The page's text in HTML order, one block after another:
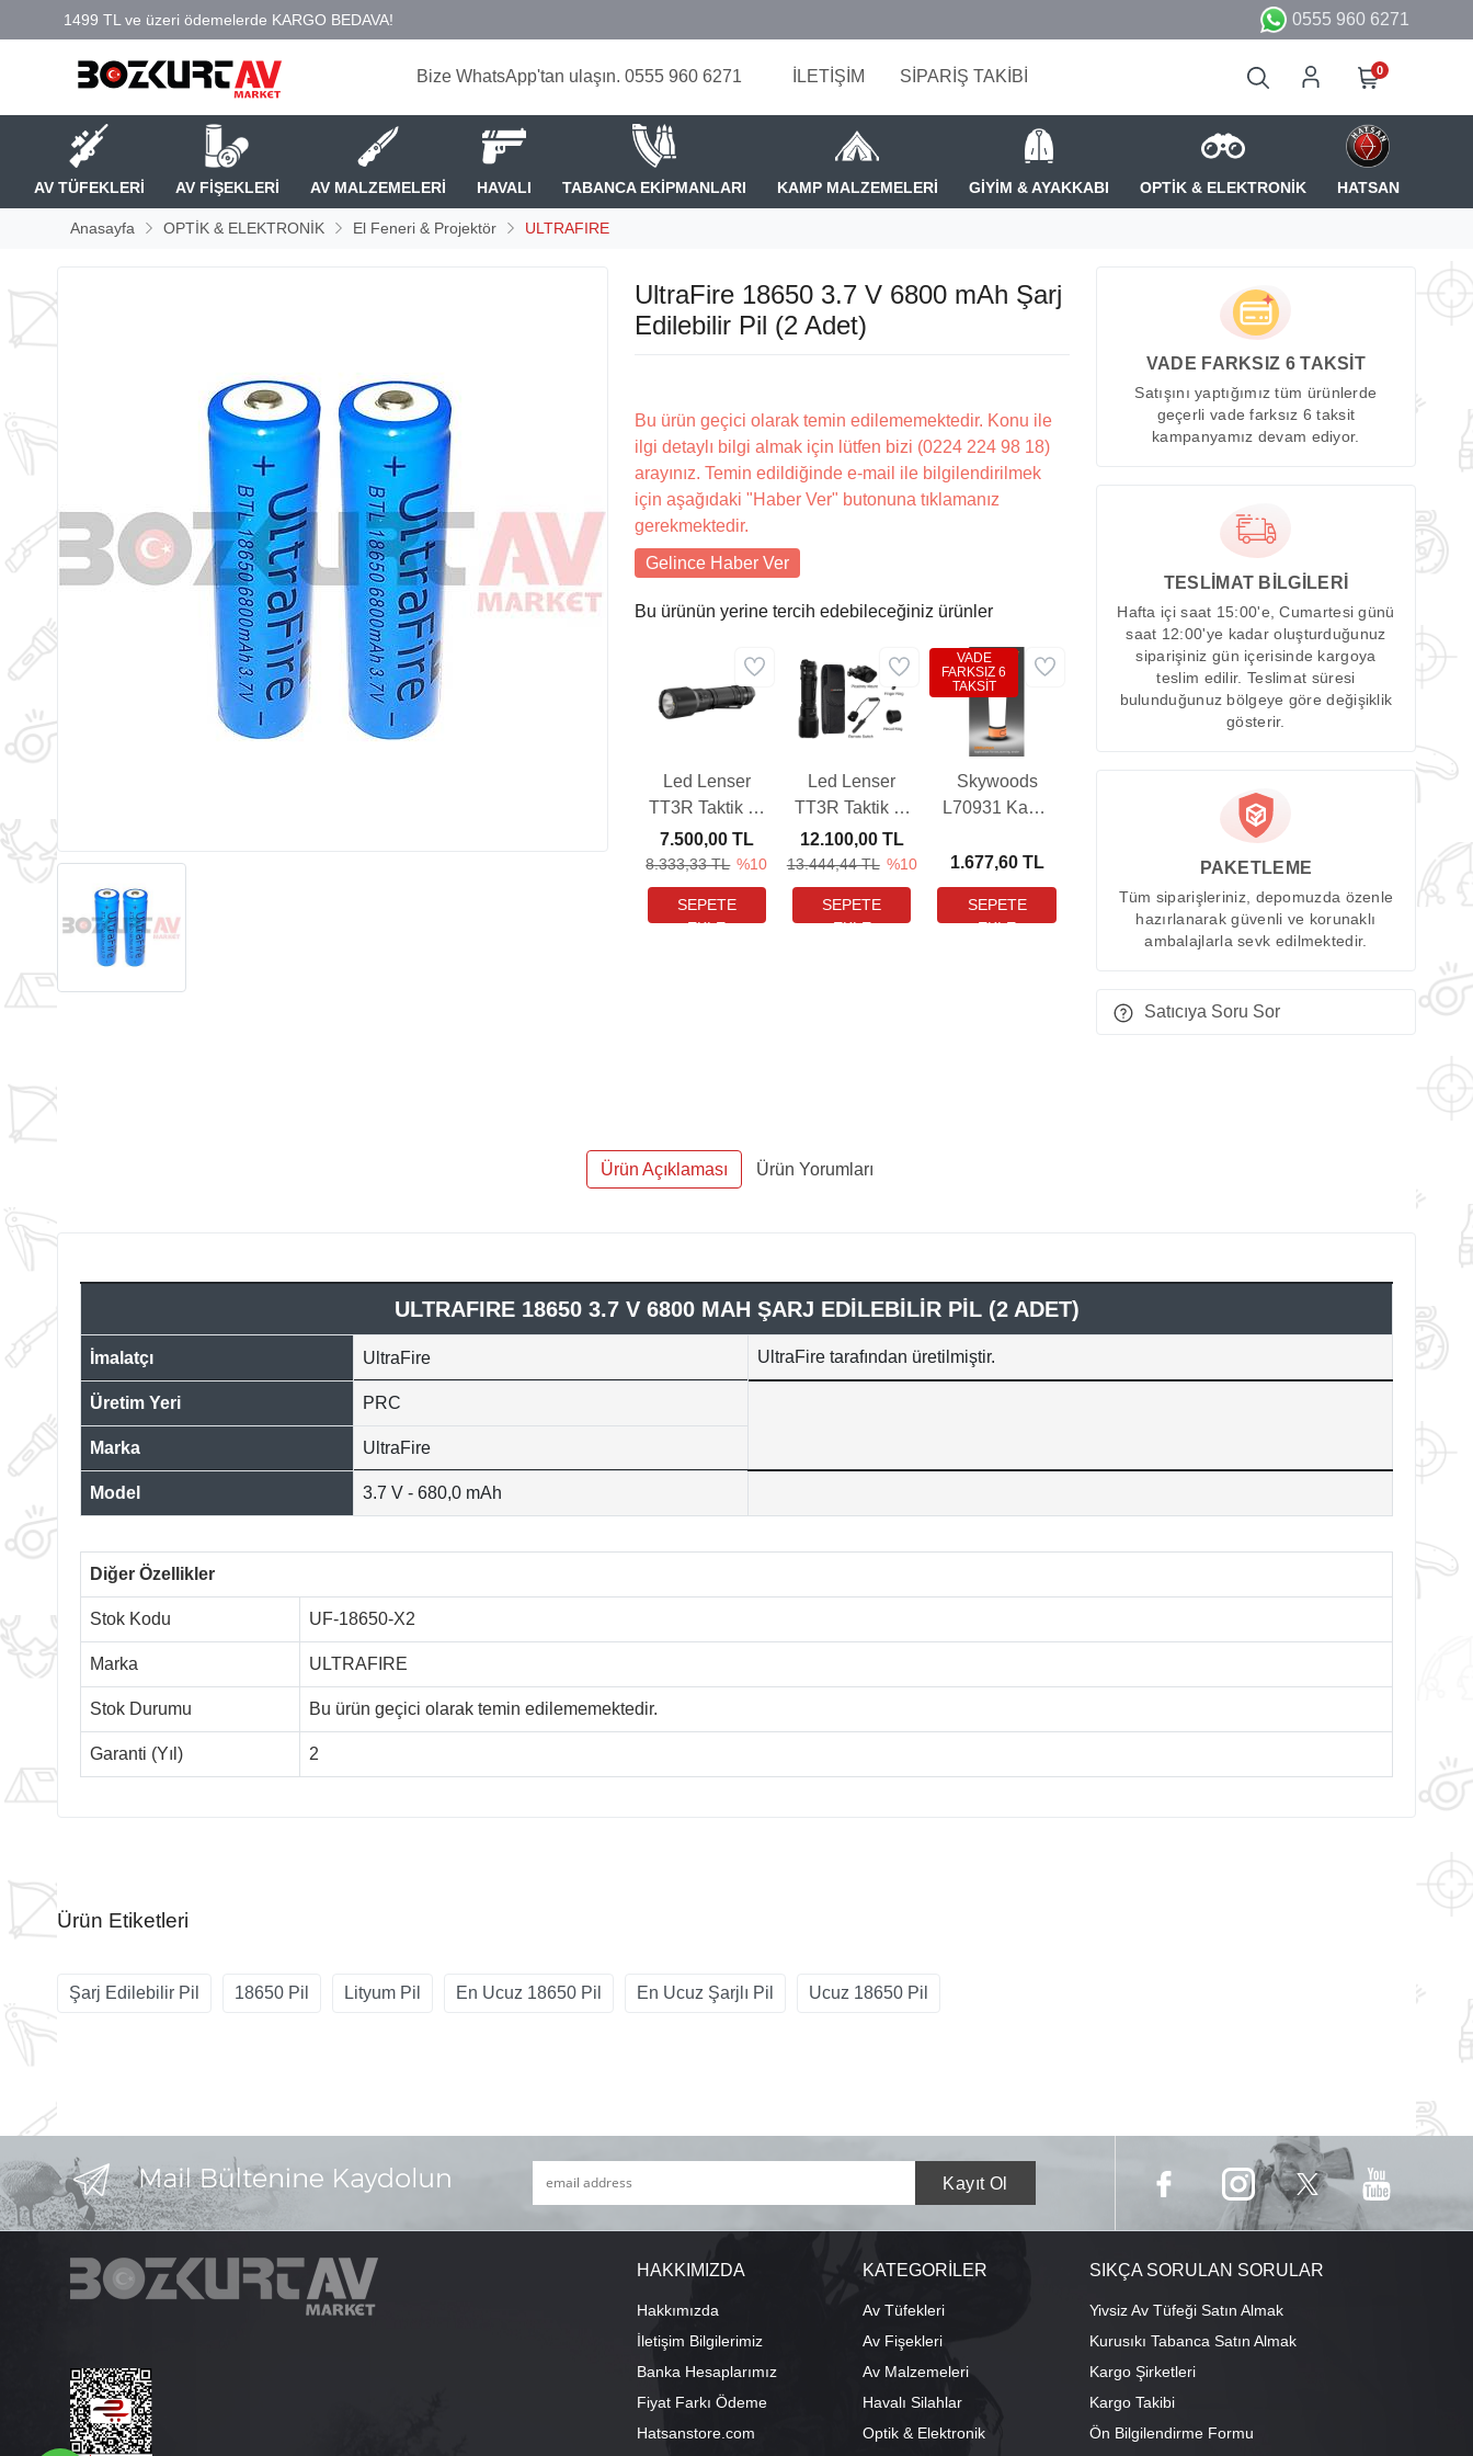
0555 960 6271
Bize WhatsApp'tan ulaşın. 0555 960 6271 İLETİŞİM SİPARİŞ TAKİBİ 0
AV TÜFEKLERİ AV FİŞEKLERİ AV MALZEMELERİ HAVALI TABANCA EKİPMANLARI KAMP MALZEMELERİ GİYİM & AYAKKABI OPTİK & ELEKTRONİK HATSAN
Anasayfa OPTİK & ELEKTRONİK El Feneri & Projektör ULTRAFIRE
UltraFire 18650 3.7 V 6800 mAh Şarj
Edilebilir Pil (2 Adet)
Bu ürün geçici olarak temin edilememektedir. Konu ile
ilgi detaylı bilgi almak için lütfen bizi (0224 224 98 18)
arayınız. Temin edildiğinde e-mail ile bilgilendirilmek
için aşağıdaki "Haber Ver" butonuna tıklamanız
gerekmektedir.
Gelince Haber Ver
Bu ürünün yerine tercih edebileceğiniz ürünler
Led Lenser
TT3R Taktik El
Feneri
8.333,33 TL %10
7.500,00 TL
Led Lenser
TT3R Taktik El
Feneri Seti
13.444,44 TL %10
12.100,00 TL
Skywoods
L70931 Kamp
Lümen)
1.677,60 TL
VADE
FARKSIZ 6
TAKSİT
VADE FARKSIZ 6 TAKSİT
Satışını yaptığımız tüm ürünlerde
geçerli vade farksız 6 taksit
kampanyamız devam ediyor.
TESLİMAT BİLGİLERİ
Hafta içi saat 15:00'e, Cumartesi günü
saat 12:00'ye kadar oluşturduğunuz
siparişiniz gün içerisinde kargoya
teslim edilir. Teslimat süresi
bulunduğunuz bölgeye göre değişiklik
gösterir.
PAKETLEME
Tüm siparişleriniz, depomuzda özenle
hazırlanarak güvenli ve korunaklı
ambalajlarla sevk edilmektedir.
Satıcıya Soru Sor
Ürün Açıklaması Ürün Yorumları
ULTRAFIRE 18650 3.7 V 6800 MAH ŞARJ EDİLEBİLİR PİL (2 ADET)
İmalatçı UltraFire UltraFire tarafından üretilmiştir.
Üretim Yeri PRC
Marka UltraFire
Model 3.7 V - 680,0 mAh
Diğer Özellikler
Stok Kodu UF-18650-X2
Marka ULTRAFIRE
Stok Durumu Bu ürün geçici olarak temin edilememektedir.
Garanti (Yıl) 2
Ürün Etiketleri
Şarj Edilebilir Pil 18650 Pil Lityum Pil En Ucuz 18650 Pil En Ucuz Şarjlı Pil Ucuz 18650 Pil
HAKKIMIZDA
Hakkımızda
İletişim Bilgilerimiz
Banka Hesaplarımız
Fiyat Farkı Ödeme
Hatsanstore.com
KATEGORİLER
Av Tüfekleri
Av Fişekleri
Av Malzemeleri
Havalı Silahlar
Optik & Elektronik
SIKÇA SORULAN SORULAR
Yivsiz Av Tüfeği Satın Almak
Kurusıkı Tabanca Satın Almak
Kargo Şirketleri
Kargo Takibi
Ön Bilgilendirme Formu